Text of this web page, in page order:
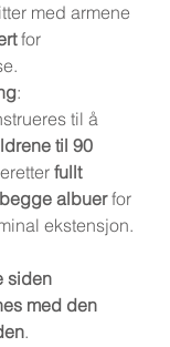
med armene
for
:
til å
til 90
fullt
albuer for
ekstensjon.
siden
med den
.